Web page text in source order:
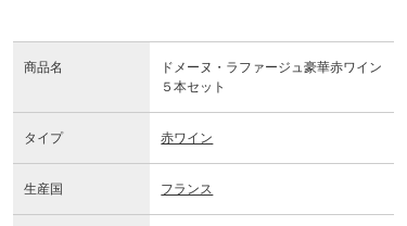
商品名
ドメーヌ・ラファージュ豪華赤ワイン
５本セット
タイプ 赤ワイン
生産国 フランス